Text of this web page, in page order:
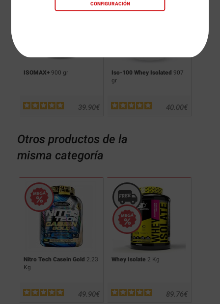
CONFIGURACIÓN
ISOMAX+ 900 gr
€
39.90
Iso-100 Whey Isolated 907
gr
€
40.00
Otros productos de la
misma categoría
Nitro Tech Casein Gold 2.23
Kg
€
49.90
Whey Isolate 2 Kg
€
89.76